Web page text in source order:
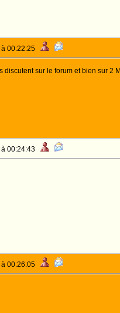
00:22:25
discutent sur le forum et bien sur 2
00:24:43
00:26:05